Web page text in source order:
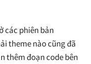
các phiên bản
theme nào cũng đã
thêm đoạn code bên